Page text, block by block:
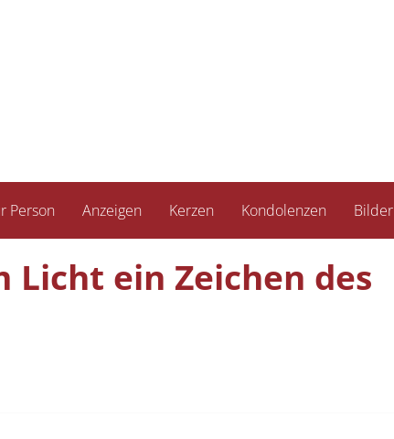
Person Anzeigen Kerzen Kondolenzen Bilder
Licht ein Zeichen des